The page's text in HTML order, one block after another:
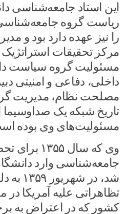
این استاد جامعه‌شناسی
ریاست گروه جامعه‌شناسی
را نیز عهده دارد بود و
مرکز تحقیقات
مسئولیت گروه سیاست
داخلی، دفاعی و امنیتی
مصلحت نظام، مدیریت
تاریخ شبکه یک صداوسیما
مسئولیت‌های وی بوده
وی که سال
جامعه‌شناسی وارد
شد، در
تظاهراتی علیه آمریکا در
کشور که در اعتراض به